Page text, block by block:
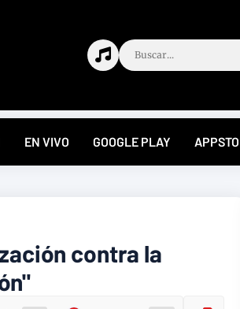
EN VIVO GOOGLE PLAY
contra la